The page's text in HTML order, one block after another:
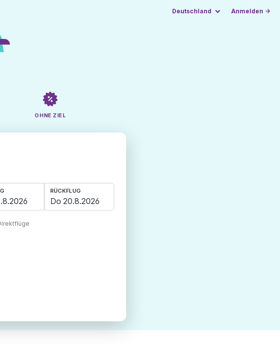
Deutschland Anmelden →
OHNE ZIEL
RÜCKFLUG